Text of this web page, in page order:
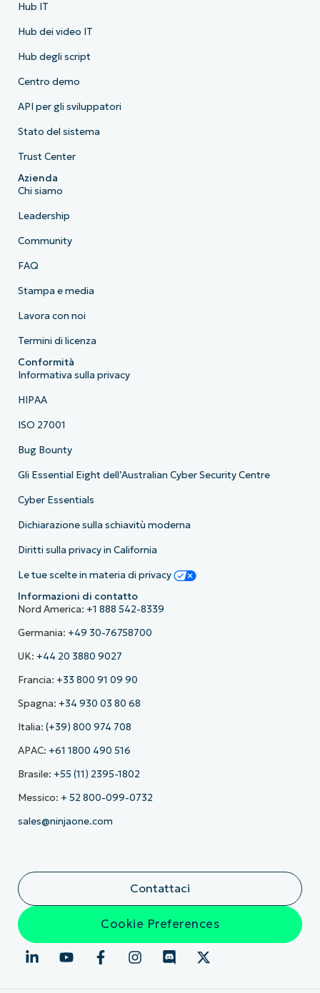
Hub IT
Hub dei video IT
Hub degli script
Centro demo
API per gli sviluppatori
Stato del sistema
Trust Center
Azienda
Chi siamo
Leadership
Community
FAQ
Stampa e media
Lavora con noi
Termini di licenza
Conformità
Informativa sulla privacy
HIPAA
ISO 27001
Bug Bounty
Gli Essential Eight dell’Australian Cyber Security Centre
Cyber Essentials
Dichiarazione sulla schiavitù moderna
Diritti sulla privacy in California
Le tue scelte in materia di privacy
Informazioni di contatto
Nord America: +1 888 542-8339
Germania: +49 30-76758700
UK: +44 20 3880 9027
Francia: +33 800 91 09 90
Spagna: +34 930 03 80 68
Italia: (+39) 800 974 708
APAC: +61 1800 490 516
Brasile: +55 (11) 2395-1802
Messico: + 52 800-099-0732
sales@ninjaone.com
Contattaci
Cookie Preferences